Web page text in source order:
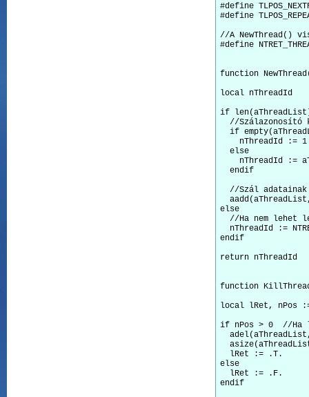
#define
#define
//A NewThread()
#define
function
local nThreadId
if
//Szálazonosító
if
    nThreadId := 1
  else
nThreadId :=
  endif
//Szál
else
//Ha nem lehet
nThreadId :=
endif
return nThreadId
function
local lRet, nPos :=
if nPos > 0  //Ha
  lRet := .T.
else
  lRet := .F.
endif